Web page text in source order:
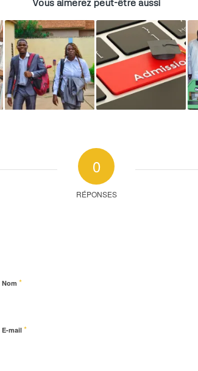
Vous aimerez peut-être aussi
0
RÉPONSES
Nom *
E-mail *